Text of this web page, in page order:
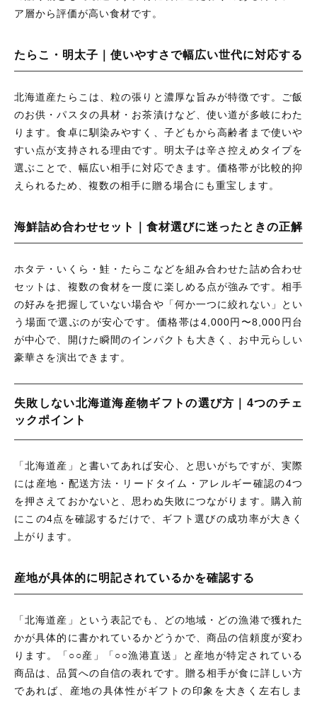
ア層から評価が高い食材です。
たらこ・明太子｜使いやすさで幅広い世代に対応する
北海道産たらこは、粒の張りと濃厚な旨みが特徴です。ご飯
のお供・パスタの具材・お茶漬けなど、使い道が多岐にわた
ります。食卓に馴染みやすく、子どもから高齢者まで使いや
すい点が支持される理由です。明太子は辛さ控えめタイプを
選ぶことで、幅広い相手に対応できます。価格帯が比較的抑
えられるため、複数の相手に贈る場合にも重宝します。
海鮮詰め合わせセット｜食材選びに迷ったときの正解
ホタテ・いくら・鮭・たらこなどを組み合わせた詰め合わせ
セットは、複数の食材を一度に楽しめる点が強みです。相手
の好みを把握していない場合や「何か一つに絞れない」とい
う場面で選ぶのが安心です。価格帯は4,000円〜8,000円台
が中心で、開けた瞬間のインパクトも大きく、お中元らしい
豪華さを演出できます。
失敗しない北海道海産物ギフトの選び方｜4つのチェ
ックポイント
「北海道産」と書いてあれば安心、と思いがちですが、実際
には産地・配送方法・リードタイム・アレルギー確認の4つ
を押さえておかないと、思わぬ失敗につながります。購入前
にこの4点を確認するだけで、ギフト選びの成功率が大きく
上がります。
産地が具体的に明記されているかを確認する
「北海道産」という表記でも、どの地域・どの漁港で獲れた
かが具体的に書かれているかどうかで、商品の信頼度が変わ
ります。「○○産」「○○漁港直送」と産地が特定されている
商品は、品質への自信の表れです。贈る相手が食に詳しい方
であれば、産地の具体性がギフトの印象を大きく左右しま